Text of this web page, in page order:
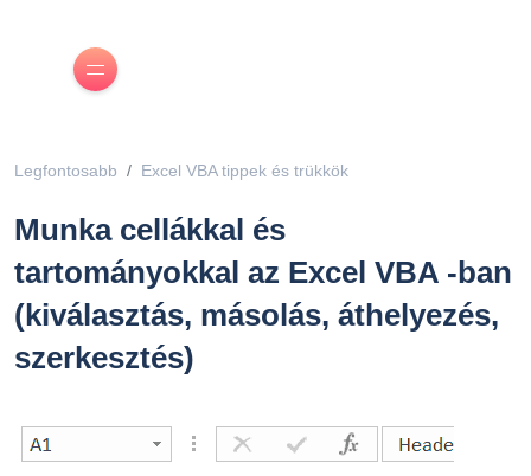
Legfontosabb Excel VBA tippek és trükkök
Munka cellákkal és
tartományokkal az Excel VBA -ban
(kiválasztás, másolás, áthelyezés,
szerkesztés)